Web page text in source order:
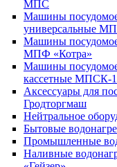
МПС
Машины
универсальные
Машины
МПФ «Котра»
Машины
кассетные МПСК-
Аксессуары для
Гродторгмаш
Нейтральное
Бытовые
Промышленные
Наливные